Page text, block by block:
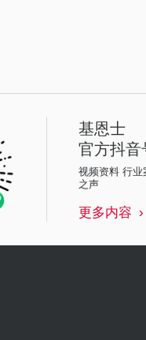
基恩士
官方抖音
视频资料 行
之声
更多内容